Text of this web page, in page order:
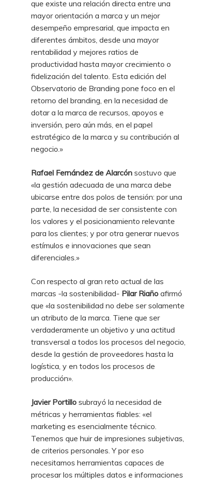
que existe una relación directa entre una
mayor orientación a marca y un mejor
desempeño empresarial, que impacta en
diferentes ámbitos, desde una mayor
rentabilidad y mejores ratios de
productividad hasta mayor crecimiento o
fidelización del talento. Esta edición del
Observatorio de Branding pone foco en el
retorno del branding, en la necesidad de
dotar a la marca de recursos, apoyos e
inversión, pero aún más, en el papel
estratégico de la marca y su contribución al
negocio.»
Rafael Fernández de Alarcón sostuvo que
«la gestión adecuada de una marca debe
ubicarse entre dos polos de tensión: por una
parte, la necesidad de ser consistente con
los valores y el posicionamiento relevante
para los clientes; y por otra generar nuevos
estímulos e innovaciones que sean
diferenciales.»
Con respecto al gran reto actual de las
marcas -la sostenibilidad- Pilar Riaño afirmó
que «la sostenibilidad no debe ser solamente
un atributo de la marca. Tiene que ser
verdaderamente un objetivo y una actitud
transversal a todos los procesos del negocio,
desde la gestión de proveedores hasta la
logística, y en todos los procesos de
producción».
Javier Portillo subrayó la necesidad de
métricas y herramientas fiables: «el
marketing es esencialmente técnico.
Tenemos que huir de impresiones subjetivas,
de criterios personales. Y por eso
necesitamos herramientas capaces de
procesar los múltiples datos e informaciones